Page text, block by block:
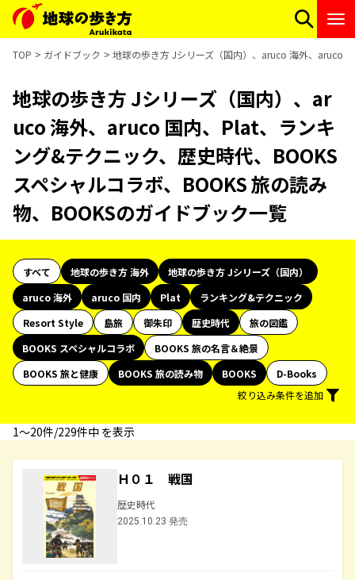
TOP ガイドブック 地球の歩き方 Jシリーズ（国内）、aruco 海外、aruco
地球の歩き方 Jシリーズ（国内）、ar
uco 海外、aruco 国内、Plat、ランキ
ング&テクニック、歴史時代、BOOKS
スペシャルコラボ、BOOKS 旅の読み
物、BOOKSのガイドブック一覧
すべて 地球の歩き方 海外
地球の歩き方 Jシリーズ（国内）
aruco 海外
aruco 国内 Plat
ランキング&テクニック
Resort Style
島旅 御朱印 歴史時代
旅の図鑑
BOOKS スペシャルコラボ
BOOKS 旅の名言＆絶景
BOOKS 旅と健康
BOOKS 旅の読み物 BOOKS
D-Books
絞り込み条件を追加
1〜20件/229件中 を表示
Ｈ０１ 戦国
歴史時代
2025.10.23 発売